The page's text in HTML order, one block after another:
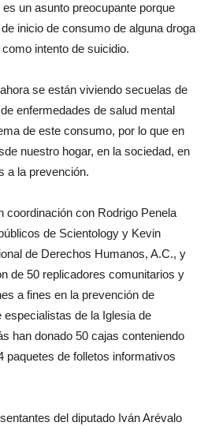
un asunto preocupante porque
inicio de consumo de alguna droga
intento de suicidio.
se están viviendo secuelas de
enfermedades de salud mental
de este consumo, por lo que en
nuestro hogar, en la sociedad, en
a la prevención.
coordinación con Rodrigo Penela
de Scientology y Kevin
de Derechos Humanos, A.C., y
de 50 replicadores comunitarios y
a fines en la prevención de
de la Iglesia de
han donado 50 cajas conteniendo
paquetes de folletos informativos
del diputado Iván Arévalo